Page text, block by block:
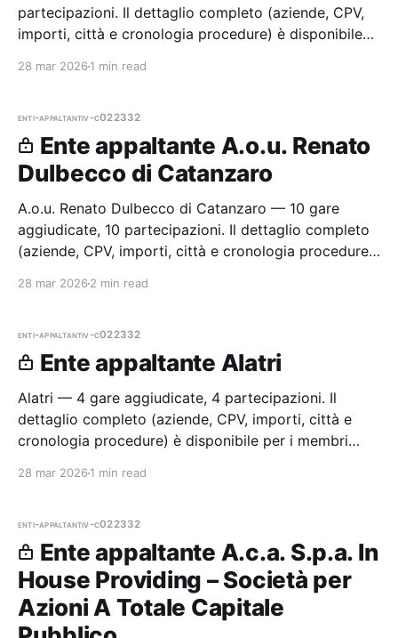
partecipazioni. Il dettaglio completo (aziende, CPV,
importi, città e cronologia procedure) è disponibile
28 mar 2026 1 min read
enti-appaltantiv-c022332
Ente appaltante A.o.u. Renato
Dulbecco di Catanzaro
A.o.u. Renato Dulbecco di Catanzaro — 10 gare
aggiudicate, 10 partecipazioni. Il dettaglio completo
(aziende, CPV, importi, città e cronologia procedure)
28 mar 2026 2 min read
enti-appaltantiv-c022332
Ente appaltante Alatri
Alatri — 4 gare aggiudicate, 4 partecipazioni. Il
dettaglio completo (aziende, CPV, importi, città e
cronologia procedure) è disponibile per i membri
28 mar 2026 1 min read
enti-appaltantiv-c022332
Ente appaltante A.c.a. S.p.a. In
House Providing – Società per
Azioni A Totale Capitale